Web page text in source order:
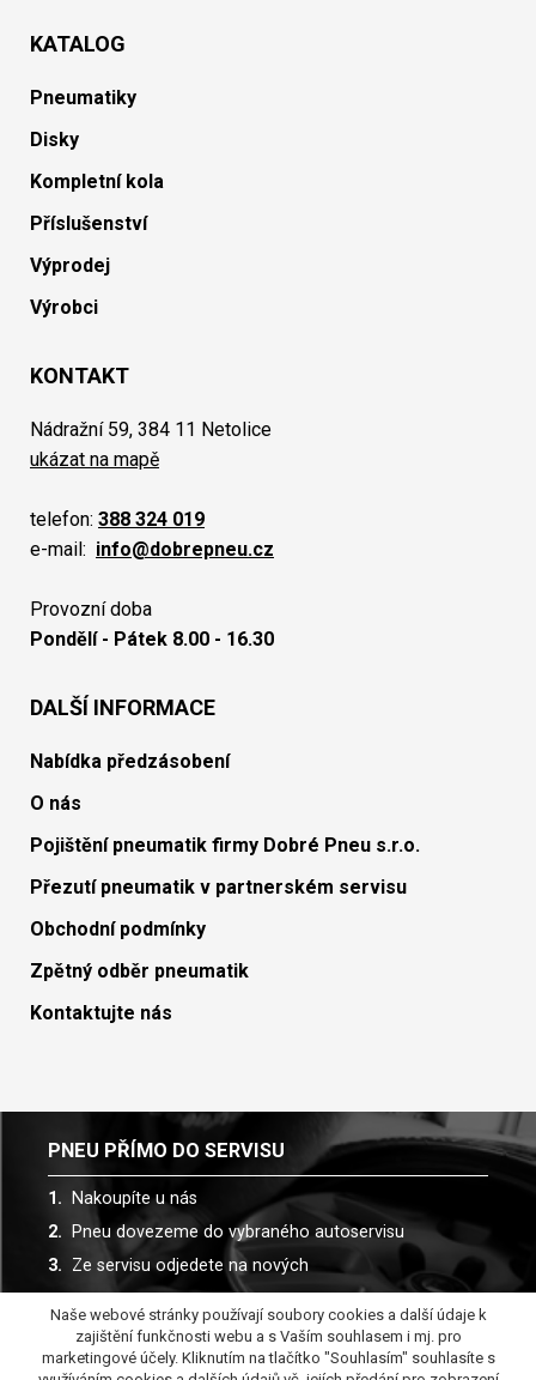
KATALOG
Pneumatiky
Disky
Kompletní kola
Příslušenství
Výprodej
Výrobci
KONTAKT
Nádražní 59, 384 11 Netolice
ukázat na mapě
telefon: 388 324 019
e-mail: info@dobrepneu.cz
Provozní doba
Pondělí - Pátek 8.00 - 16.30
DALŠÍ INFORMACE
Nabídka předzásobení
O nás
Pojištění pneumatik firmy Dobré Pneu s.r.o.
Přezutí pneumatik v partnerském servisu
Obchodní podmínky
Zpětný odběr pneumatik
Kontaktujte nás
PNEU PŘÍMO DO SERVISU
Nakoupíte u nás
Pneu dovezeme do vybraného autoservisu
Ze servisu odjedete na nových
Spolupracujeme s více než 30 autoservisy
Naše webové stránky používají soubory cookies a další údaje k
zajištění funkčnosti webu a s Vaším souhlasem i mj. pro
marketingové účely. Kliknutím na tlačítko "Souhlasím" souhlasíte s